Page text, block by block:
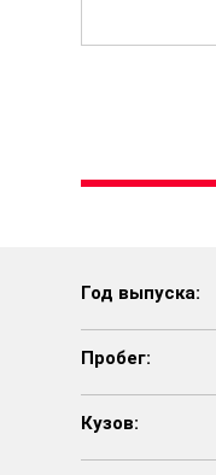
Год выпуска:
Пробег:
Кузов: